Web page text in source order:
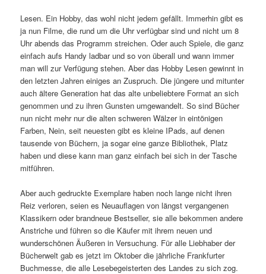
Lesen. Ein Hobby, das wohl nicht jedem gefällt. Immerhin gibt es
ja nun Filme, die rund um die Uhr verfügbar sind und nicht um 8
Uhr abends das Programm streichen. Oder auch Spiele, die ganz
einfach aufs Handy ladbar und so von überall und wann immer
man will zur Verfügung stehen. Aber das Hobby Lesen gewinnt in
den letzten Jahren einiges an Zuspruch. Die jüngere und mitunter
auch ältere Generation hat das alte unbeliebtere Format an sich
genommen und zu ihren Gunsten umgewandelt. So sind Bücher
nun nicht mehr nur die alten schweren Wälzer in eintönigen
Farben, Nein, seit neuesten gibt es kleine IPads, auf denen
tausende von Büchern, ja sogar eine ganze Bibliothek, Platz
haben und diese kann man ganz einfach bei sich in der Tasche
mitführen.
Aber auch gedruckte Exemplare haben noch lange nicht ihren
Reiz verloren, seien es Neuauflagen von längst vergangenen
Klassikern oder brandneue Bestseller, sie alle bekommen andere
Anstriche und führen so die Käufer mit ihrem neuen und
wunderschönen Äußeren in Versuchung. Für alle Liebhaber der
Bücherwelt gab es jetzt im Oktober die jährliche Frankfurter
Buchmesse, die alle Lesebegeisterten des Landes zu sich zog.